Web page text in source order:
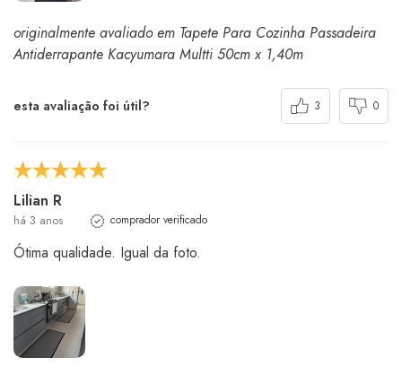
originalmente avaliado em Tapete Para Cozinha Passadeira
Antiderrapante Kacyumara Multti 50cm x 1,40m
esta avaliação foi útil? 3 0
Lilian R
há 3 anos comprador verificado
Ótima qualidade. Igual da foto.